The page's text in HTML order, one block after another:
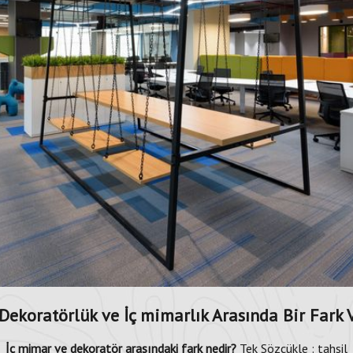
ve İç mimarlık Arasında Bir Fark
İç mimar ve dekoratör arasındaki fark nedir? Tek Sözcükle : tahsil